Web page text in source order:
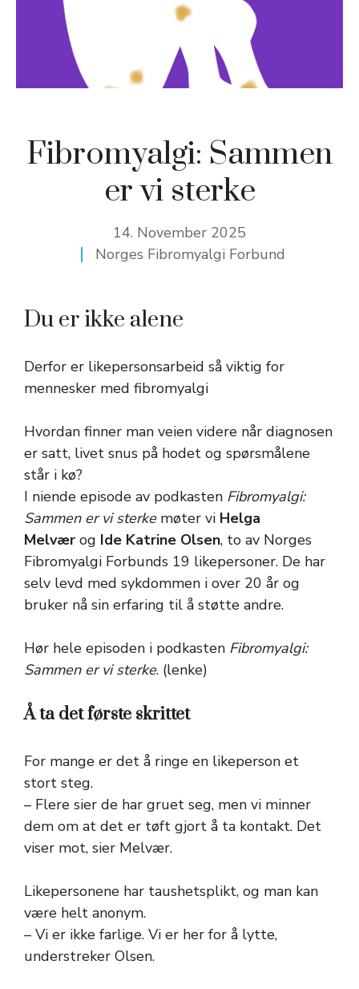
Fibromyalgi: Sammen
er vi sterke
14. November 2025
Norges Fibromyalgi Forbund
Du er ikke alene
Derfor er likepersonsarbeid så viktig for
mennesker med fibromyalgi
Hvordan finner man veien videre når diagnosen
er satt, livet snus på hodet og spørsmålene
står i kø?
I niende episode av podkasten Fibromyalgi:
Sammen er vi sterkemøter vi Helga
Melvær og Ide Katrine Olsen, to av Norges
Fibromyalgi Forbunds 19 likepersoner. De har
selv levd med sykdommen i over 20 år og
bruker nå sin erfaring til å støtte andre.
Hør hele episoden i podkasten Fibromyalgi:
Sammen er vi sterke. (lenke)
Å ta det første skrittet
For mange er det å ringe en likeperson et
stort steg.
– Flere sier de har gruet seg, men vi minner
dem om at det er tøft gjort å ta kontakt. Det
viser mot, sier Melvær.
Likepersonene har taushetsplikt, og man kan
være helt anonym.
– Vi er ikke farlige. Vi er her for å lytte,
understreker Olsen.